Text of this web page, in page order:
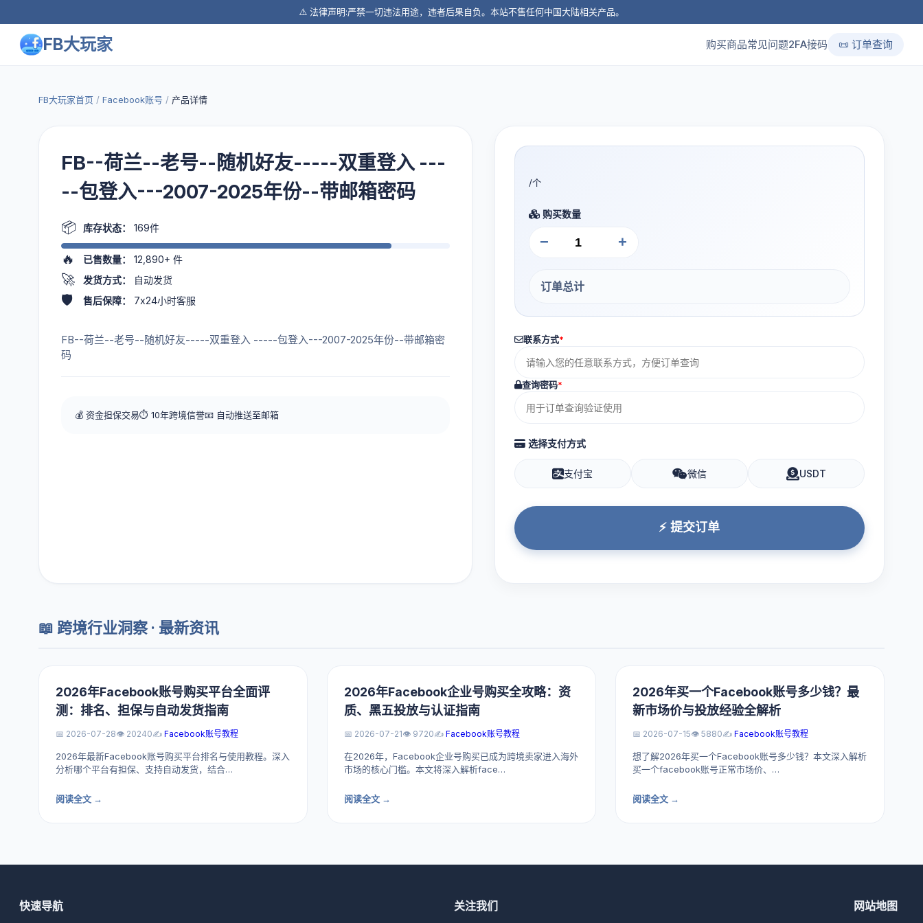
⚠️ 法律声明:严禁一切违法用途，违者后果自负。本站不售任何中国大陆相关产品。
FB大玩家 购买商品常见问题2FA接码 📜 订单查询
FB大玩家首页 / Facebook账号 / 产品详情
FB--荷兰--老号--随机好友-----双重登入 ---
--包登入---2007-2025年份--带邮箱密码
📦 库存状态： 169件
🔥 已售数量： 12,890+ 件
🚀 发货方式： 自动发货
🛡️ 售后保障： 7x24小时客服
FB--荷兰--老号--随机好友-----双重登入 -----包登入---2007-2025年份--带邮箱密
码
💰 资金担保交易⏱️ 10年跨境信誉📧 自动推送至邮箱
/个
购买数量
− +
订单总计
联系方式*
查询密码*
选择支付方式
支付宝 微信 USDT
⚡ 提交订单
📖 跨境行业洞察 · 最新资讯
2026年Facebook账号购买平台全面评
测：排名、担保与自动发货指南
📅 2026-07-28👁️ 20240✍️ Facebook账号教程
2026年最新Facebook账号购买平台排名与使用教程。深入
分析哪个平台有担保、支持自动发货，结合…
阅读全文 →
2026年Facebook企业号购买全攻略：资
质、黑五投放与认证指南
📅 2026-07-21👁️ 9720✍️ Facebook账号教程
在2026年，Facebook企业号购买已成为跨境卖家进入海外
市场的核心门槛。本文将深入解析face…
阅读全文 →
2026年买一个Facebook账号多少钱？最
新市场价与投放经验全解析
📅 2026-07-15👁️ 5880✍️ Facebook账号教程
想了解2026年买一个Facebook账号多少钱？本文深入解析
买一个facebook账号正常市场价、…
阅读全文 →
快速导航 关注我们 网站地图